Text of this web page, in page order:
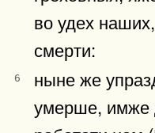
во удех
смерти:
6
ныне же
умерше, имже